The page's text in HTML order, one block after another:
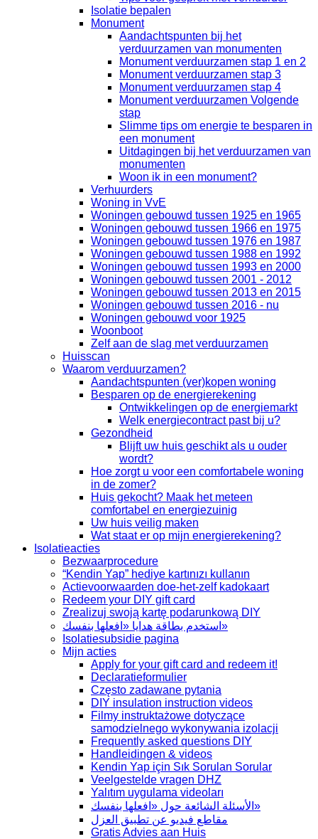
Isolatie bepalen
Monument
Aandachtspunten bij het
verduurzamen van monumenten
Monument verduurzamen stap 1 en 2
Monument verduurzamen stap 3
Monument verduurzamen stap 4
Monument verduurzamen Volgende
stap
Slimme tips om energie te besparen in
een monument
Uitdagingen bij het verduurzamen van
monumenten
Woon ik in een monument?
Verhuurders
Woning in VvE
Woningen gebouwd tussen 1925 en 1965
Woningen gebouwd tussen 1966 en 1975
Woningen gebouwd tussen 1976 en 1987
Woningen gebouwd tussen 1988 en 1992
Woningen gebouwd tussen 1993 en 2000
Woningen gebouwd tussen 2001 - 2012
Woningen gebouwd tussen 2013 en 2015
Woningen gebouwd tussen 2016 - nu
Woningen gebouwd voor 1925
Woonboot
Zelf aan de slag met verduurzamen
Huisscan
Waarom verduurzamen?
Aandachtspunten (ver)kopen woning
Besparen op de energierekening
Ontwikkelingen op de energiemarkt
Welk energiecontract past bij u?
Gezondheid
Blijft uw huis geschikt als u ouder
wordt?
Hoe zorgt u voor een comfortabele woning
in de zomer?
Huis gekocht? Maak het meteen
comfortabel en energiezuinig
Uw huis veilig maken
Wat staat er op mijn energierekening?
Isolatieacties
Bezwaarprocedure
“Kendin Yap” hediye kartınızı kullanın
Actievoorwaarden doe-het-zelf kadokaart
Redeem your DIY gift card
Zrealizuj swoją kartę podarunkową DIY
استخدم بطاقة هدايا «افعلها بنفسك»
Isolatiesubsidie pagina
Mijn acties
Apply for your gift card and redeem it!
Declaratieformulier
Często zadawane pytania
DIY insulation instruction videos
Filmy instruktażowe dotyczące
samodzielnego wykonywania izolacji
Frequently asked questions DIY
Handleidingen & videos
Kendin Yap için Sık Sorulan Sorular
Veelgestelde vragen DHZ
Yalıtım uygulama videoları
الأسئلة الشائعة حول «افعلها بنفسك»
مقاطع فيديو عن تطبيق العزل
Gratis Advies aan Huis